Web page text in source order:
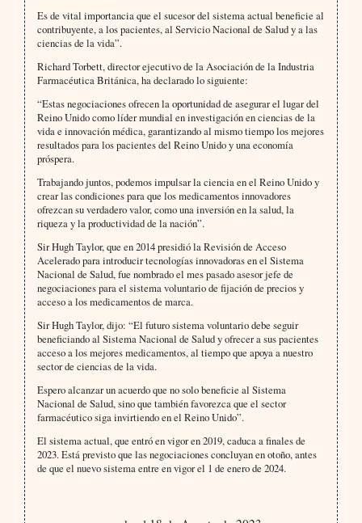
Es de vital importancia que el sucesor del sistema actual beneficie al
contribuyente, a los pacientes, al Servicio Nacional de Salud y a las
ciencias de la vida”.
Richard Torbett, director ejecutivo de la Asociación de la Industria
Farmacéutica Británica, ha declarado lo siguiente:
“Estas negociaciones ofrecen la oportunidad de asegurar el lugar del
Reino Unido como líder mundial en investigación en ciencias de la
vida e innovación médica, garantizando al mismo tiempo los mejores
resultados para los pacientes del Reino Unido y una economía
próspera.
Trabajando juntos, podemos impulsar la ciencia en el Reino Unido y
crear las condiciones para que los medicamentos innovadores
ofrezcan su verdadero valor, como una inversión en la salud, la
riqueza y la productividad de la nación”.
Sir Hugh Taylor, que en 2014 presidió la Revisión de Acceso
Acelerado para introducir tecnologías innovadoras en el Sistema
Nacional de Salud, fue nombrado el mes pasado asesor jefe de
negociaciones para el sistema voluntario de fijación de precios y
acceso a los medicamentos de marca.
Sir Hugh Taylor, dijo: “El futuro sistema voluntario debe seguir
beneficiando al Sistema Nacional de Salud y ofrecer a sus pacientes
acceso a los mejores medicamentos, al tiempo que apoya a nuestro
sector de ciencias de la vida.
Espero alcanzar un acuerdo que no solo beneficie al Sistema
Nacional de Salud, sino que también favorezca que el sector
farmacéutico siga invirtiendo en el Reino Unido”.
El sistema actual, que entró en vigor en 2019, caduca a finales de
2023. Está previsto que las negociaciones concluyan en otoño, antes
de que el nuevo sistema entre en vigor el 1 de enero de 2024.